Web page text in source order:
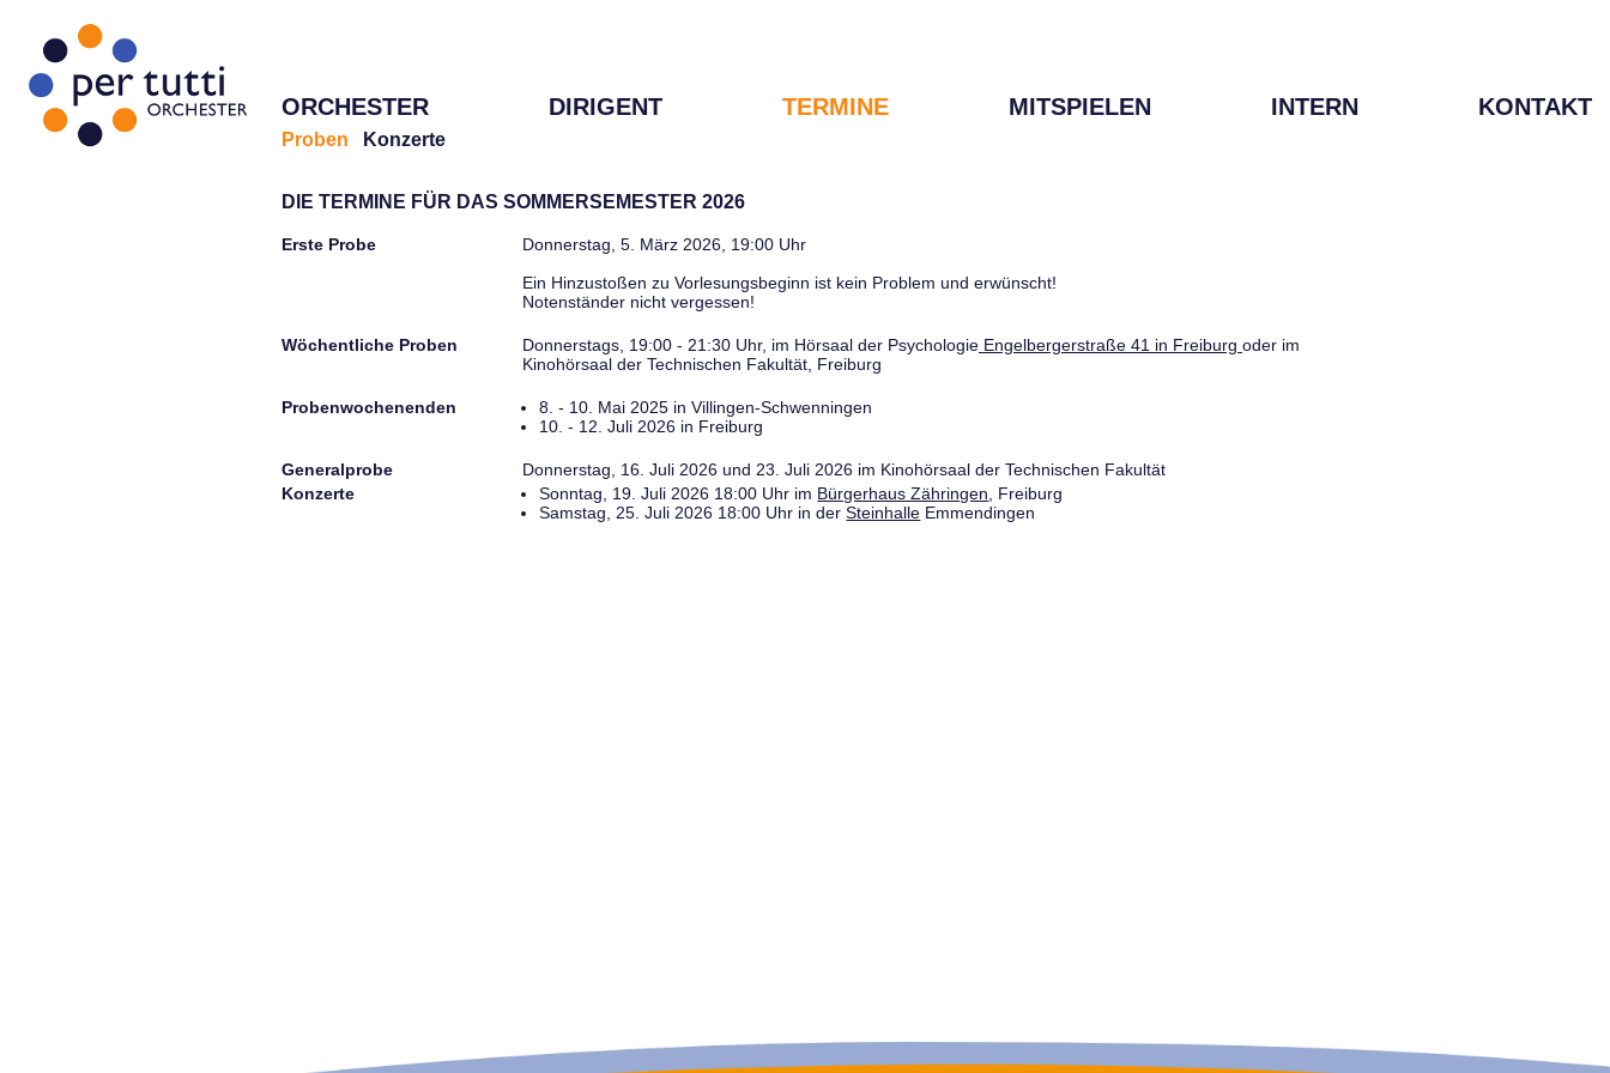
ORCHESTER DIRIGENT TERMINE MITSPIELEN INTERN KONTAKT
Proben Konzerte
DIE TERMINE FÜR DAS SOMMERSEMESTER 2026
Erste Probe
Donnerstag, 5. März 2026, 19:00 Uhr
Ein Hinzustoßen zu Vorlesungsbeginn ist kein Problem und erwünscht!
Notenständer nicht vergessen!
Wöchentliche Proben Donnerstags, 19:00 - 21:30 Uhr, im Hörsaal der Psychologie Engelbergerstraße 41 in Freiburg oder im
Kinohörsaal der Technischen Fakultät, Freiburg
Probenwochenenden
8. - 10. Mai 2025 in Villingen-Schwenningen
10. - 12. Juli 2026 in Freiburg
Generalprobe
Donnerstag, 16. Juli 2026 und 23. Juli 2026 im Kinohörsaal der Technischen Fakultät
Konzerte
Sonntag, 19. Juli 2026 18:00 Uhr im Bürgerhaus Zähringen , Freiburg
Samstag, 25. Juli 2026 18:00 Uhr in derSteinhalle Emmendingen